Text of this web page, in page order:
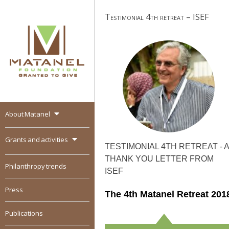
MATANEL
Granted to give,
encourages social
entrepreneurship in all
over the world
About Matanel
Grants and activities
Philanthropy trends
Press
Publications
Testimonial 4th retreat – ISEF
TESTIMONIAL 4TH RETREAT - A
THANK YOU LETTER FROM
ISEF
The 4th Matanel Retreat